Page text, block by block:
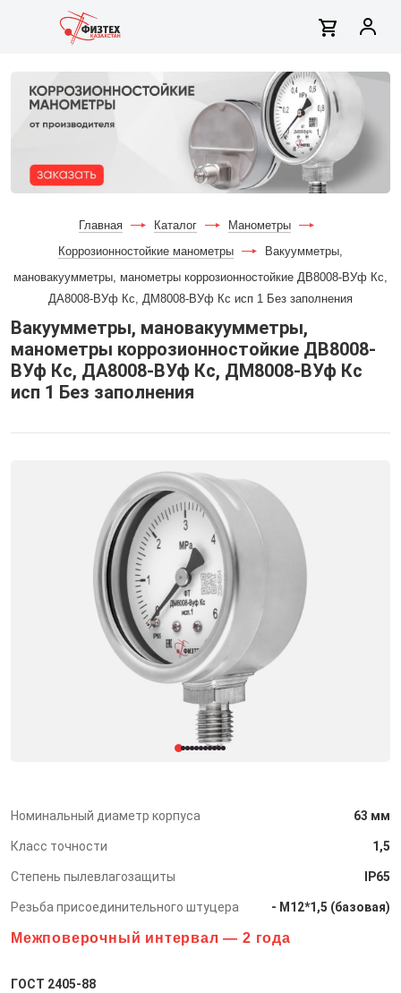
Главная - Каталог - Манометры -
Коррозионностойкие манометры -
Вакуумметры,
мановакуумметры, манометры коррозионностойкие ДВ8008-ВУф Кс,
ДА8008-ВУф Кс, ДМ8008-ВУф Кс исп 1 Без заполнения
Вакуумметры, мановакуумметры,
манометры коррозионностойкие ДВ8008-
ВУф Кс, ДА8008-ВУф Кс, ДМ8008-ВУф Кс
исп 1 Без заполнения
Номинальный диаметр корпуса 63 мм
Класс точности 1,5
Степень пылевлагозащиты IP65
Резьба присоединительного штуцера - М12*1,5 (базовая)
Межповерочный интервал — 2 года
ГОСТ 2405-88